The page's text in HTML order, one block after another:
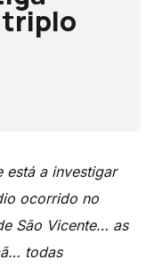
triplo
está ainvestigar
ocorrido no
São Vicente… as
todas